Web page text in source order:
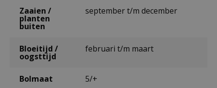
Zaaien /
planten
buiten
september t/m december
Bloeitijd /
oogsttijd
februari t/m maart
Bolmaat 5/+